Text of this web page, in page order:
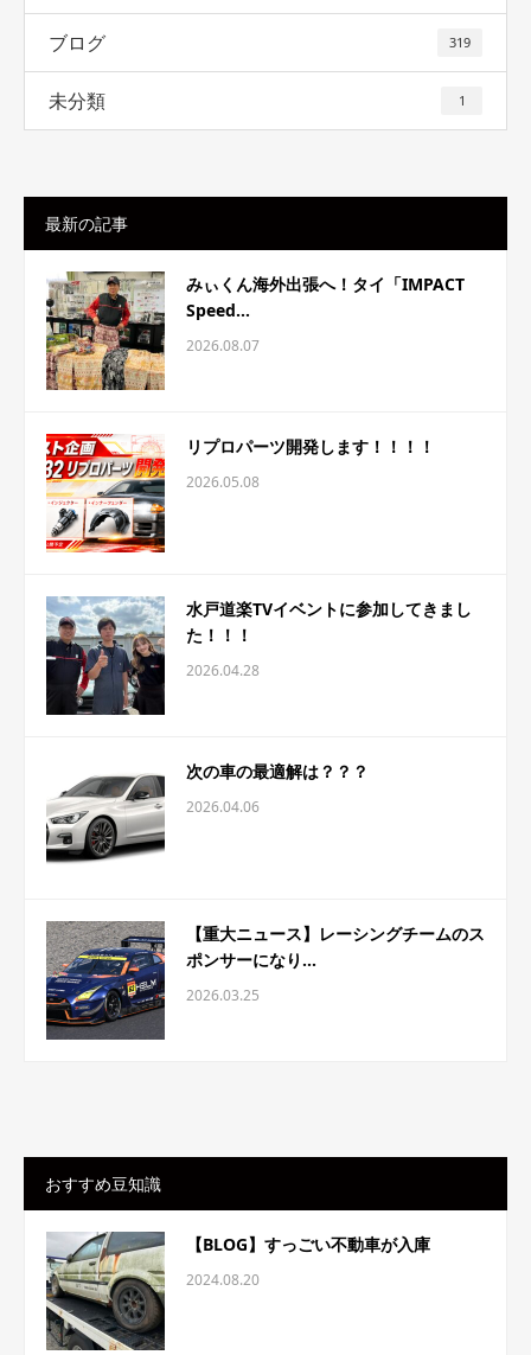
ブログ 319
未分類 1
最新の記事
みぃくん海外出張へ！タイ「IMPACT
Speed...
2026.08.07
リプロパーツ開発します！！！！
2026.05.08
水戸道楽TVイベントに参加してきまし
た！！！
2026.04.28
次の車の最適解は？？？
2026.04.06
【重大ニュース】レーシングチームのス
ポンサーになり...
2026.03.25
おすすめ豆知識
【BLOG】すっごい不動車が入庫
2024.08.20